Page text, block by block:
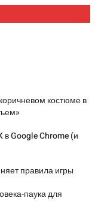
костюме в
в Google Chrome (и
правила игры
паука для